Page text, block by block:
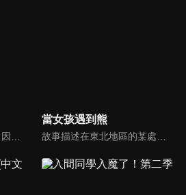
【上班這檔事：公務員】因為戰後的人口爆發、惡靈的兇暴化，地獄被亡者擠得水洩不通的今日，飽受人手不足所苦的地獄陷入了前所未見的混亂。在這之中，有一個在幕後代替手足無措的閻魔大王為各式各樣的問題負責善後的傑出人才，他的名字是閻魔大王的第一補佐官鬼灯！
當女孩遇到熊
故事描述在東北地區的某處深山里，中學生小町作為巫女在神社里做著侍奉熊的工作。某天，小町告訴名叫小夏的熊，說想要去城市裡的學校唸書。為了讓空有精力卻沒有十足毅力、還不知世間險惡的小町在城市裡生存下去，深感擔心的小夏給小町進行了一系列必要的試煉。